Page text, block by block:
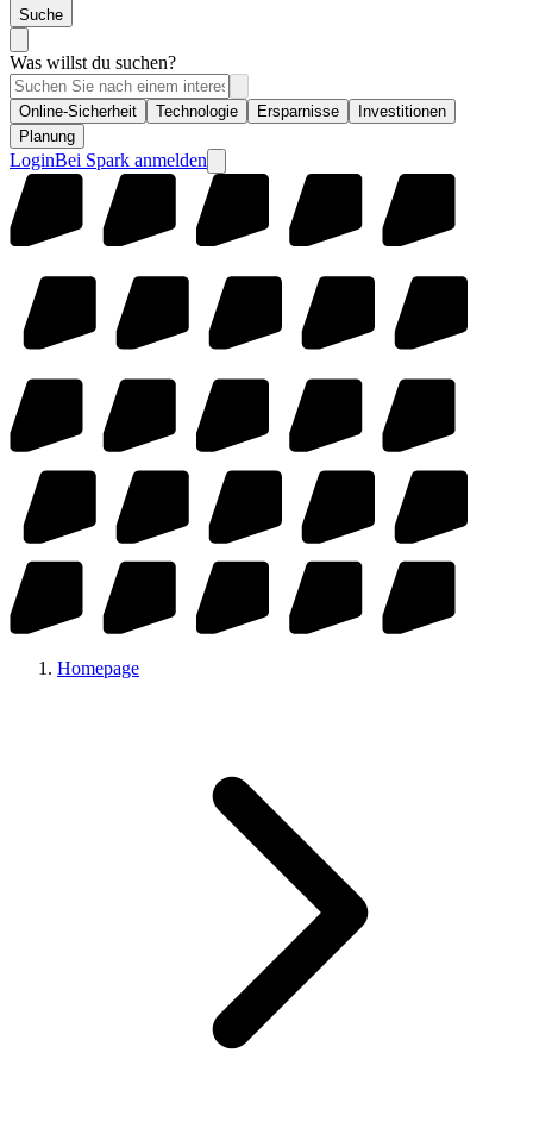
Suche
Was willst du suchen?
Online-Sicherheit Technologie Ersparnisse
Investitionen
Planung
LoginBei Spark anmelden
Homepage